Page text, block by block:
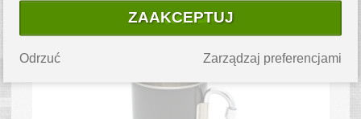
ZAAKCEPTUJ
Zarządzaj preferencjami
Odrzuć